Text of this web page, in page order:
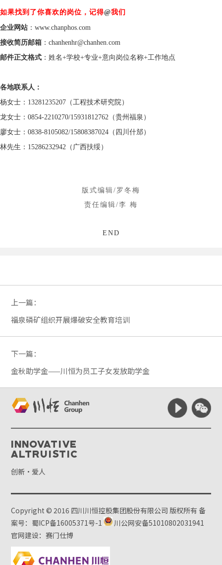
如果找到了你喜欢的岗位，记得@我们
企业网站 ：www.chanphos.com
接收简历邮箱 ：chanhenhr@chanhen.com
邮件正文格式 ：姓名+学校+专业+意向岗位名称+工作地点
各地联系人：
杨女士：13281235207（工程技术研究院）
龙女士：0854-2210270/15931812762（贵州福泉）
廖女士：0838-8105082/15808387024（四川什邡）
林先生：15286232942（广西扶绥）
版式编辑/罗冬梅
责任编辑/李 梅
END
上一篇：
福泉磷矿组织开展爆破安全教育培训
下一篇：
金秋助学金——川恒为员工子女发放助学金
Innovative
Altruistic
创新·爱人
Copyright © 2016 四川川恒控股集团股份有限公司 版权所有备
案号：蜀ICP备16005371号-1
川公网安备51010802031941
官网建设：赛门仕博